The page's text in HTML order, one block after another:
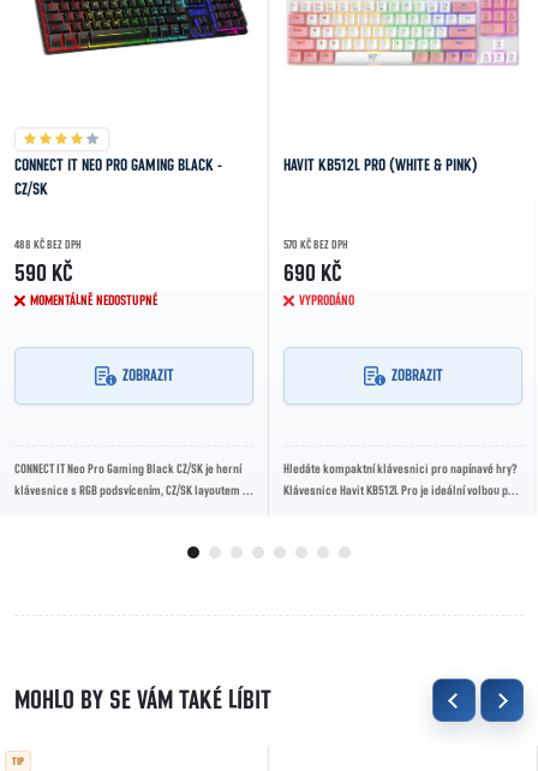
CONNECT IT NEO PRO GAMING BLACK -
CZ/SK
488 KČ BEZ DPH
590 KČ
MOMENTÁLNĚ NEDOSTUPNÉ
ZOBRAZIT
CONNECT IT Neo Pro Gaming Black CZ/SK je herní
klávesnice s RGB podsvícením, CZ/SK layoutem a
HAVIT KB512L PRO (WHITE & PINK)
570 KČ BEZ DPH
690 KČ
VYPRODÁNO
ZOBRAZIT
Hledáte kompaktní klávesnici pro napínavé hry?
Klávesnice Havit KB512L Pro je ideální volbou pro
TIP